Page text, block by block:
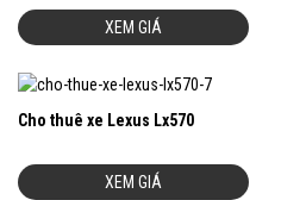
XEM GIÁ
Cho thuê xe Lexus Lx570
XEM GIÁ